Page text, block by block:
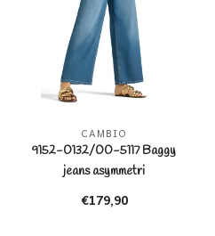
CAMBIO
9152-0132/00-5117 Baggy
jeans asymmetri
€179,90